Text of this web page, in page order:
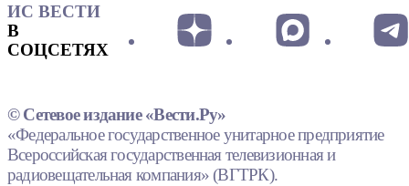
ИС ВЕСТИ
В
СОЦСЕТЯХ
© Сетевое издание «Вести.Ру»
«Федеральное государственное унитарное предприятие
Всероссийская государственная телевизионная и
радиовещательная компания» (ВГТРК).